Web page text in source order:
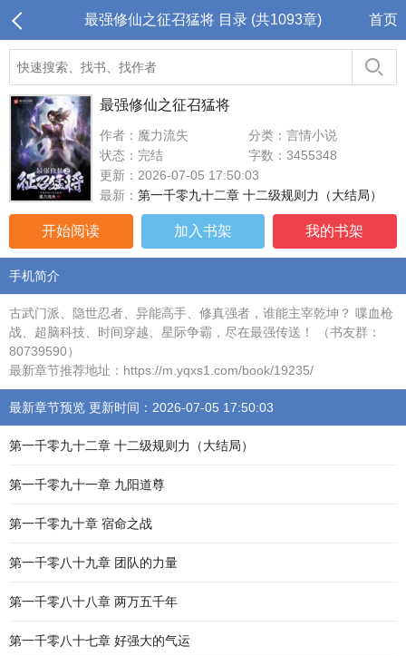
最强修仙之征召猛将 目录 (共1093章) 首页
最强修仙之征召猛将
作者：魔力流失
分类：言情小说
状态：完结
字数：3455348
更新：2026-07-05 17:50:03
最新： 第一千零九十二章 十二级规则力（大结局）
开始阅读 加入书架 我的书架
手机简介
古武门派、隐世忍者、异能高手、修真强者，谁能主宰乾坤？ 喋血枪
战、超脑科技、时间穿越、星际争霸，尽在最强传送！ （书友群：
80739590）
最新章节推荐地址：https://m.yqxs1.com/book/19235/
最新章节预览 更新时间：2026-07-05 17:50:03
第一千零九十二章 十二级规则力（大结局）
第一千零九十一章 九阳道尊
第一千零九十章 宿命之战
第一千零八十九章 团队的力量
第一千零八十八章 两万五千年
第一千零八十七章 好强大的气运